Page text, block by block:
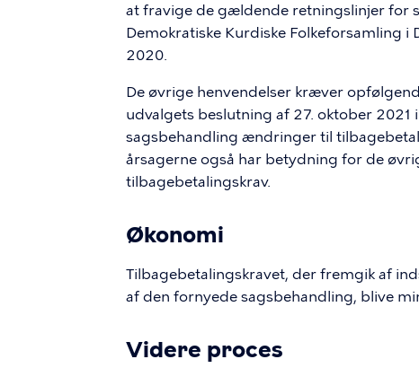
at fravige de gældende retningslinjer for
Demokratiske Kurdiske Folkeforsamling
2020.
De øvrige henvendelser kræver
udvalgets beslutning af 27. oktober
sagsbehandling ændringer til
årsagerne også har betydning for de
tilbagebetalingskrav.
Økonomi
Tilbagebetalingskravet, der fremgik af
af den fornyede sagsbehandling, blive
Videre proces